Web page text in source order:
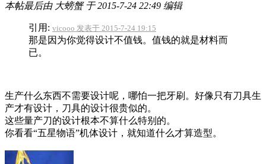
本帖最后由 大螃蟹 于 2015-7-24 22:49 编辑
引用: vicooo 发表于 2015-7-24 19:15
那是因为你觉得设计不值钱。值钱的就是材料而
已。
生产什么东西不需要设计呢，哪怕一把牙刷。好像只有刀具生
产才有设计，刀具的设计很贵似的。
这些量产刀的设计根本不算什么特别的。
你看看“五星物语”机体设计，就知道什么才算造型。